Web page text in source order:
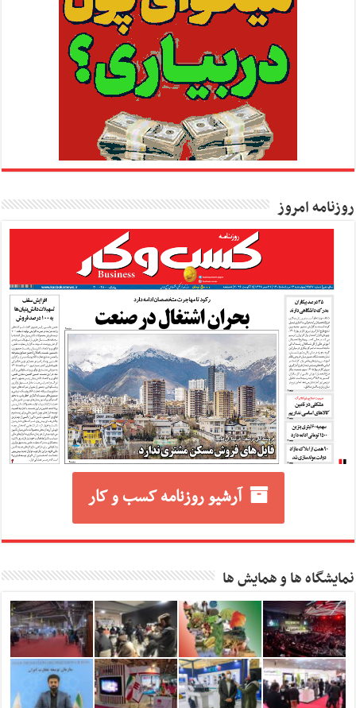
روزنامه امروز
آرشیو روزنامه کسب و کار
نمایشگاه ها و همایش ها